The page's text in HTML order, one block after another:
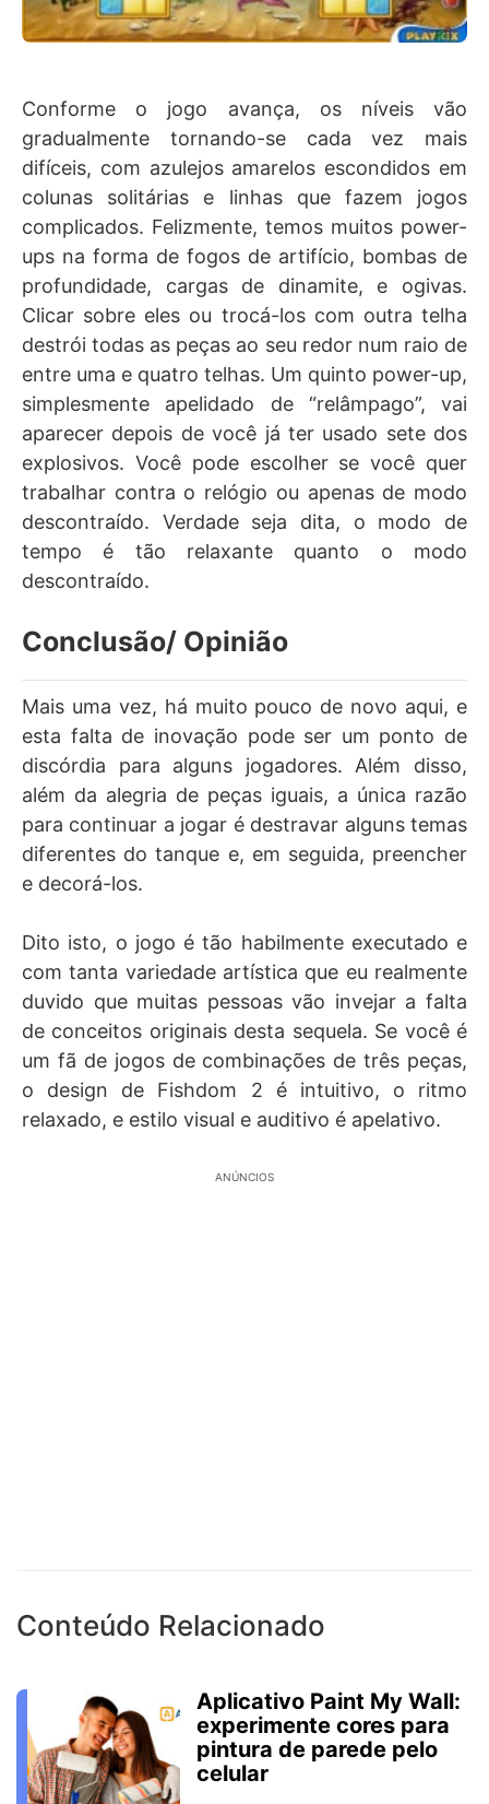
Conforme o jogo avança, os níveis vão
gradualmente tornando-se cada vez mais
difíceis, com azulejos amarelos escondidos em
colunas solitárias e linhas que fazem jogos
complicados. Felizmente, temos muitos power-
ups na forma de fogos de artifício, bombas de
profundidade, cargas de dinamite, e ogivas.
Clicar sobre eles ou trocá-los com outra telha
destrói todas as peças ao seu redor num raio de
entre uma e quatro telhas. Um quinto power-up,
simplesmente apelidado de “relâmpago”, vai
aparecer depois de você já ter usado sete dos
explosivos. Você pode escolher se você quer
trabalhar contra o relógio ou apenas de modo
descontraído. Verdade seja dita, o modo de
tempo é tão relaxante quanto o modo
descontraído.
Conclusão/ Opinião
Mais uma vez, há muito pouco de novo aqui, e
esta falta de inovação pode ser um ponto de
discórdia para alguns jogadores. Além disso,
além da alegria de peças iguais, a única razão
para continuar a jogar é destravar alguns temas
diferentes do tanque e, em seguida, preencher
e decorá-los.
Dito isto, o jogo é tão habilmente executado e
com tanta variedade artística que eu realmente
duvido que muitas pessoas vão invejar a falta
de conceitos originais desta sequela. Se você é
um fã de jogos de combinações de três peças,
o design de Fishdom 2 é intuitivo, o ritmo
relaxado, e estilo visual e auditivo é apelativo.
ANÚNCIOS
Conteúdo Relacionado
Aplicativo Paint My Wall:
experimente cores para
pintura de parede pelo
celular